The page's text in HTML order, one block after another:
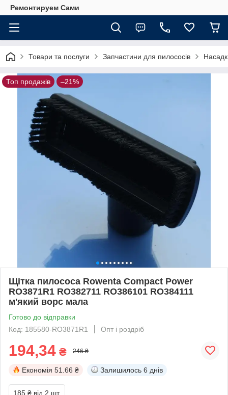
Ремонтируем Сами
Товари та послуги Запчастини для пилососів
Топ продажів –21%
Щітка пилососа Rowenta Compact Power
RO3871R1 RO382711 RO386101 RO384111
м'який ворс мала
Готово до відправки
Код: 185580-RO3871R1
Опт і роздріб
194,34 ₴ 246 ₴
Економія 51.66 ₴ Залишилось 6 днів
185 ₴ від 2 шт.